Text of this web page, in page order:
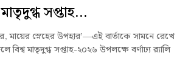
সপ্তাহ...
মায়ের স্নেহের উপহার’—এই বার্তাকে সামনে রেখে
বিশ্ব মাতৃদুগ্ধ সপ্তাহ-২০২৬ উপলক্ষে বর্ণাঢ্য র‍্যালি